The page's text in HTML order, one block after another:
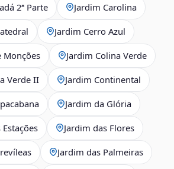
2ª Parte Jardim Carolina
Jardim Cerro Azul
Monções Jardim Colina Verde
Verde II Jardim Continental
Jardim da Glória
Jardim das Flores
Jardim das Palmeiras